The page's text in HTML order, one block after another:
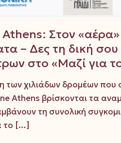
Athens: Στον
– Δες τη δική
στο «Μαζί για
των χιλιάδων δρομέων που
Athens βρίσκονται τα
τη συνολική
το […]